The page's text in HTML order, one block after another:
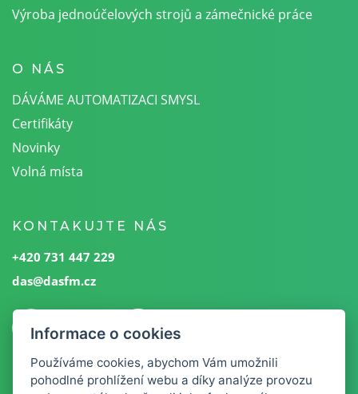
Výroba jednoúčelových strojů a zámečnické práce
O NÁS
DÁVÁME AUTOMATIZACI SMYSL
Certifikáty
Novinky
Volná místa
KONTAKUJTE NÁS
+420 731 447 229
das@dasfm.cz
Informace o cookies
Používáme cookies, abychom Vám umožnili
pohodlné prohlížení webu a díky analýze provozu